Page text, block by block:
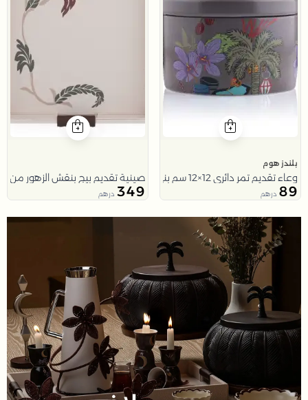
بلندز هوم
وعاء تقديم تمر دائري 12×12 سم بني من الخزف الحجري بطبعة نخلة من ملاذ
89 درهم
صينية تقديم بيج بنقش الزهور من
349 درهم